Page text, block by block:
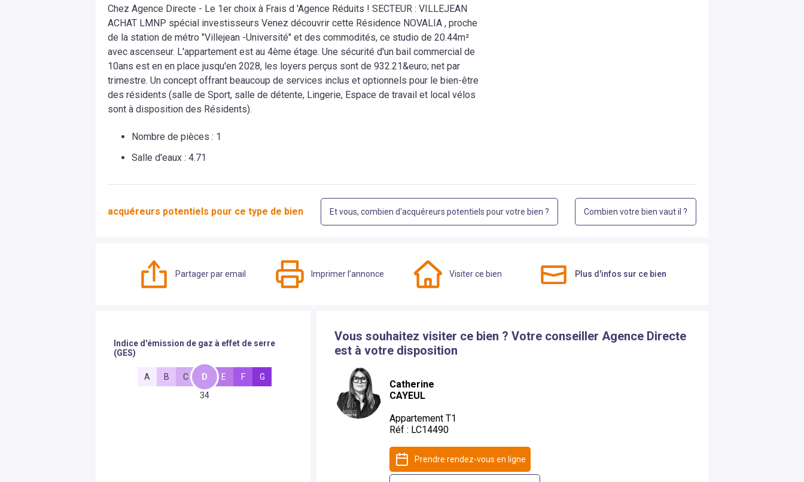
Chez Agence Directe - Le 1er choix à Frais d 'Agence Réduits ! SECTEUR : VILLEJEAN
ACHAT LMNP spécial investisseurs Venez découvrir cette Résidence NOVALIA , proche
de la station de métro "Villejean -Université" et des commodités, ce studio de 20.44m²
avec ascenseur. L'appartement est au 4ème étage. Une sécurité d'un bail commercial de
10ans est en en place jusqu'en 2028, les loyers perçus sont de 932.21&euro; net par
trimestre. Un concept offrant beaucoup de services inclus et optionnels pour le bien-être
des résidents (salle de Sport, salle de détente, Lingerie, Espace de travail et local vélos
sont à disposition des Résidents).
Nombre de pièces : 1
Salle d'eaux : 4.71
acquéreurs potentiels pour ce type de bien Et vous, combien d'acquéreurs potentiels pour votre bien ? Combien votre bien vaut il ?
Partager par email Imprimer l’annonce Visiter ce bien Plus d'infos sur ce bien
Indice d'émission de gaz à effet de serre
(GES)
A B C
D
34
E F G
Vous souhaitez visiter ce bien ? Votre conseiller Agence Directe
est à votre disposition
Catherine
CAYEUL
Appartement T1
Réf : LC14490
Prendre rendez-vous en ligne